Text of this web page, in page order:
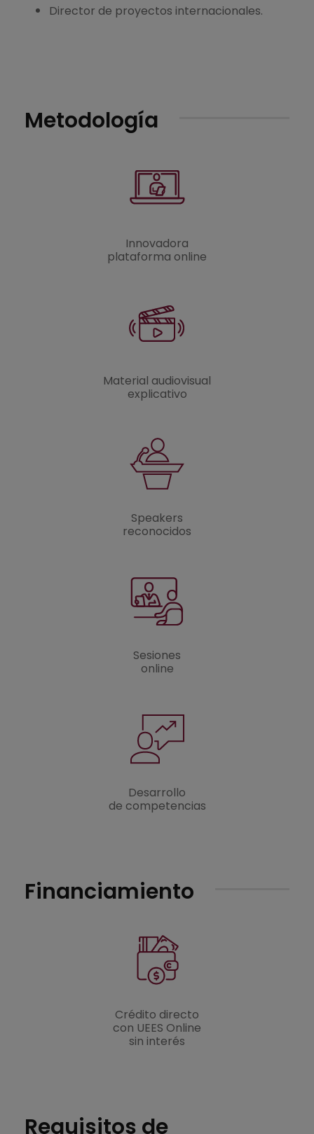
Director de proyectos internacionales.
Metodología
Innovadora
plataforma online
Material audiovisual
explicativo
Speakers
reconocidos
Sesiones
online
Desarrollo
de competencias
Financiamiento
Crédito directo
con UEES Online
sin interés
Requisitos de